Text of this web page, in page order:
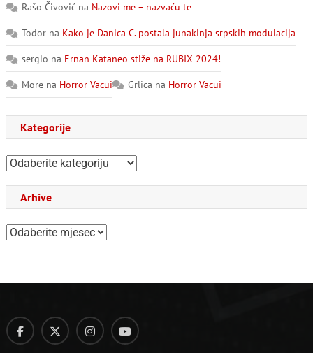
Rašo Čivovićna Nazovi me – nazvaću te
Todorna Kako je Danica C. postala junakinja srpskih modulacija
sergio na Ernan Kataneo stiže na RUBIX 2024!
Morena Horror Vacui Grlica na Horror Vacui
Kategorije
Kategorije
Arhive
Arhive